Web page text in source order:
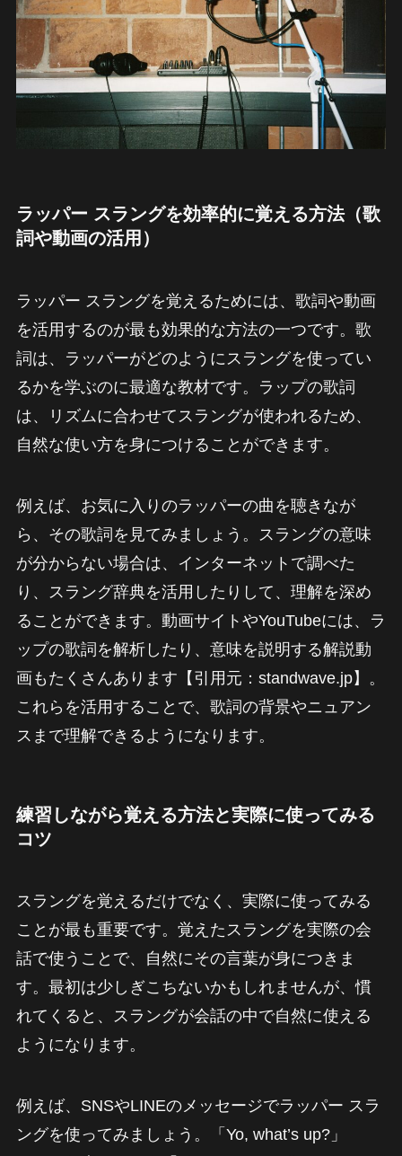
ラッパー スラングを効率的に覚える方法（歌
詞や動画の活用）
ラッパー スラングを覚えるためには、歌詞や動画
を活用するのが最も効果的な方法の一つです。歌
詞は、ラッパーがどのようにスラングを使ってい
るかを学ぶのに最適な教材です。ラップの歌詞
は、リズムに合わせてスラングが使われるため、
自然な使い方を身につけることができます。
例えば、お気に入りのラッパーの曲を聴きなが
ら、その歌詞を見てみましょう。スラングの意味
が分からない場合は、インターネットで調べた
り、スラング辞典を活用したりして、理解を深め
ることができます。動画サイトやYouTubeには、ラ
ップの歌詞を解析したり、意味を説明する解説動
画もたくさんあります【引用元：standwave.jp】。
これらを活用することで、歌詞の背景やニュアン
スまで理解できるようになります。
練習しながら覚える方法と実際に使ってみる
コツ
スラングを覚えるだけでなく、実際に使ってみる
ことが最も重要です。覚えたスラングを実際の会
話で使うことで、自然にその言葉が身につきま
す。最初は少しぎこちないかもしれませんが、慣
れてくると、スラングが会話の中で自然に使える
ようになります。
例えば、SNSやLINEのメッセージでラッパー スラ
ングを使ってみましょう。「Yo, what’s up?」